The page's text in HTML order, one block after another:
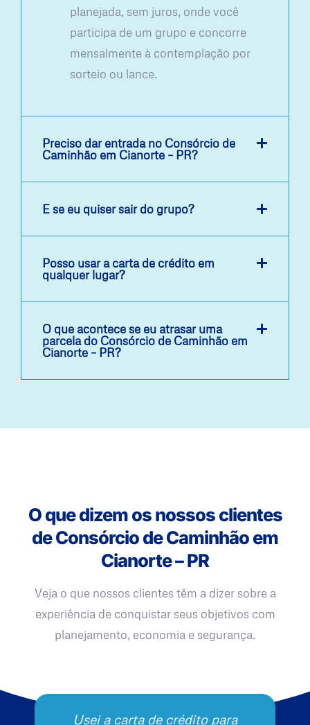
planejada, sem juros, onde você
participa de um grupo e concorre
mensalmente à contemplação por
sorteio ou lance.
Preciso dar entrada no Consórcio de
Caminhão em Cianorte – PR?
E se eu quiser sair do grupo?
Posso usar a carta de crédito em
qualquer lugar?
O que acontece se eu atrasar uma
parcela do Consórcio de Caminhão em
Cianorte – PR?
O que dizem os nossos clientes
de Consórcio de Caminhão em
Cianorte – PR
Veja o que nossos clientes têm a dizer sobre a
experiência de conquistar seus objetivos com
planejamento, economia e segurança.
Usei a carta de crédito para